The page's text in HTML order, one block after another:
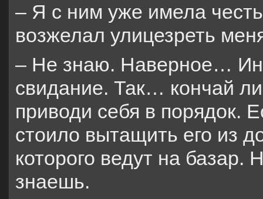
– Я с ним уже имела
возжелал улицезреть
– Не знаю. Наверное…
свидание. Так… кончай
приводи себя в порядок.
стоило вытащить его из
которого ведут на
знаешь.